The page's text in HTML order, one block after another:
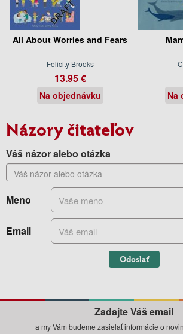
All About Worries and Fears
Felicity Brooks
13.95 €
Na objednávku Na
Názory čitateľov
Váš názor alebo otázka
Meno
Email
Odoslať
Zadajte Váš email
a my Vám budeme zasielať informácie o